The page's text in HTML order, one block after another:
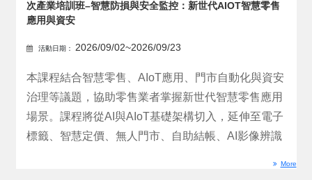
次產業培訓班–智慧防損與安全監控：新世代AIOT智慧零售
應用與資安
活動日期： 2026/09/02~2026/09/23
本課程結合智慧零售、AIoT應用、門市自動化與資安
治理等議題，協助零售業者掌握新世代智慧零售應用
場景。課程將從AI與AIoT基礎架構切入，延伸至電子
標籤、智慧定價、無人門市、自助結帳、AI影像辨識
More